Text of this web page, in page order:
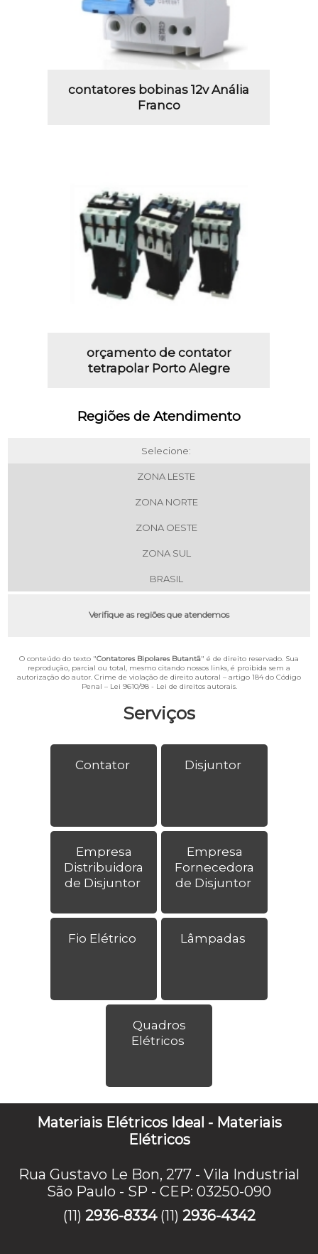
Serviços
Contator Disjuntor
Empresa
Distribuidora
de Disjuntor
Empresa
Fornecedora
de Disjuntor
Fio Elétrico Lâmpadas
Quadros
Elétricos
contatores bobinas 12v Anália
Franco
orçamento de contator
tetrapolar Porto Alegre
Regiões de Atendimento
Selecione:
ZONA LESTE
ZONA NORTE
ZONA OESTE
ZONA SUL
BRASIL
Verifique as regiões que atendemos
O conteúdo do texto "Contatores Bipolares Butantã" é de direito reservado. Sua
reprodução, parcial ou total, mesmo citando nossos links, é proibida sem a
autorização do autor. Crime de violação de direito autoral – artigo 184 do Código
Penal – Lei 9610/98 - Lei de direitos autorais.
Materiais Elétricos Ideal - Materiais
Elétricos
Rua Gustavo Le Bon, 277 - Vila Industrial
São Paulo - SP - CEP: 03250-090
(11) 2936-8334 (11) 2936-4342